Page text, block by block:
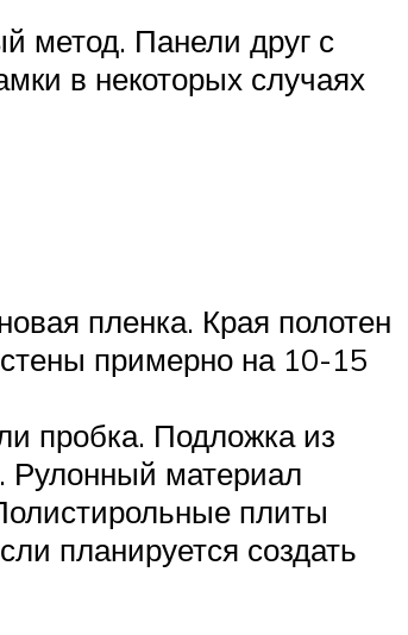
метод. Панели друг с
в некоторых случаях
пленка. Края полотен
примерно на 10-15
пробка. Подложка из
Рулонный материал
плиты
планируется создать